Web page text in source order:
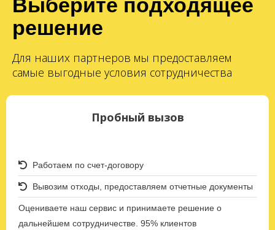
решение
Для наших партнеров мы предоставляем
самые выгодные условия сотрудничества
Пробный вызов
Работаем по счет-договору
Вывозим отходы, предоставляем отчетные документы
Оцениваете наш сервис и принимаете решение о
дальнейшем сотрудничестве. 95% клиентов